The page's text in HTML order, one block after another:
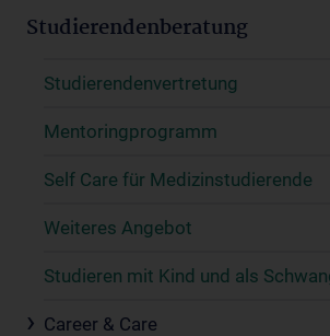
Studierendenberatung
Studierendenvertretung
Mentoringprogramm
Self Care für Medizinstudierende
Weiteres Angebot
Studieren mit Kind und als
Career & Care